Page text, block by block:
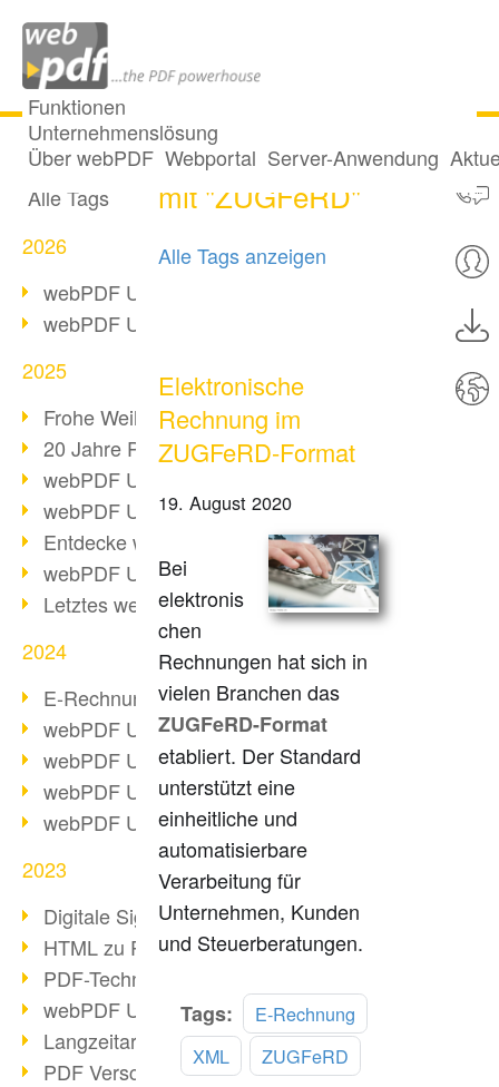
Funktionen
Unternehmenslösung
Über webPDF Webportal Server-Anwendung
Alle Beiträge
Alle Tags
2026
webPDF Update 10.0.5
webPDF Update 10.0.4
2025
Frohe Weihnachten & Auszeit
20 Jahre PDF/A
webPDF Update 10.0.3
webPDF Update 10.0.2
Entdecke webPDF 10
webPDF Update 9.0.0.3655
Letztes webPDF 8 Update
2024
E-Rechnungsstellung ab 2025
webPDF Update 9.0.0.3584
webPDF Update 9.0.0.3479
webPDF Update 9.0.0.3361
webPDF Update 9.0.0.3264
2023
Digitale Signatur in PDF
HTML zu PDF
PDF-Techniken für Barrierefreiheit
webPDF Update 9.0.0.3149
Langzeitarchivierung mit PDF/A
PDF Verschlüsselung
9 Posts getaggt
mit "ZUGFeRD"
Alle Tags anzeigen
Elektronische
Rechnung im
ZUGFeRD-Format
19. August 2020
Bei
elektronis
chen
Rechnungen hat sich in
vielen Branchen das
ZUGFeRD-Format
etabliert. Der Standard
unterstützt eine
einheitliche und
automatisierbare
Verarbeitung für
Unternehmen, Kunden
und Steuerberatungen.
Tags:
E-Rechnung
XML
ZUGFeRD